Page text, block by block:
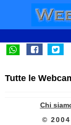
Tutte le
Chi
©